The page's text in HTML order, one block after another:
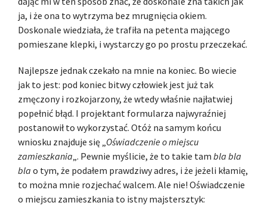
ja, i że ona to wytrzyma bez mrugnięcia okiem.
Doskonale wiedziała, że trafiła na petenta mającego
pomieszane klepki, i wystarczy go po prostu przeczekać.
Najlepsze jednak czekało na mnie na koniec. Bo wiecie
jak to jest: pod koniec bitwy człowiek jest już tak
zmęczony i rozkojarzony, że wtedy właśnie najłatwiej
popełnić błąd. I projektant formularza najwyraźniej
postanowił to wykorzystać. Otóż na samym końcu
wniosku znajduje się „ Oświadczenie o miejscu
zamieszkania „. Pewnie myślicie, że to takie tam bla bla
bla o tym, że podałem prawdziwy adres, i że jeżeli kłamię,
to można mnie rozjechać walcem. Ale nie! Oświadczenie
o miejscu zamieszkania to istny majstersztyk: